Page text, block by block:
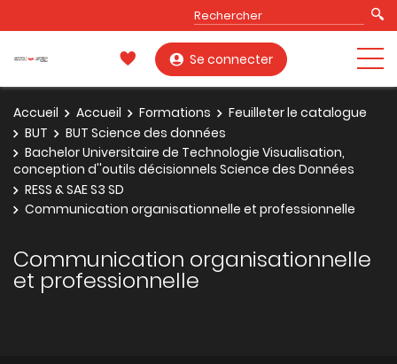
Se connecter
Accueil Accueil Formations
Feuilleter le catalogue
BUT
BUT Science des données
Bachelor Universitaire de Technologie Visualisation,
conception d''outils décisionnels Science des Données
RESS & SAE S3 SD
Communication organisationnelle et professionnelle
Communication organisationnelle
et professionnelle